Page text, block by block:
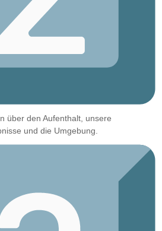
über den Aufenthalt, unsere
und die Umgebung.